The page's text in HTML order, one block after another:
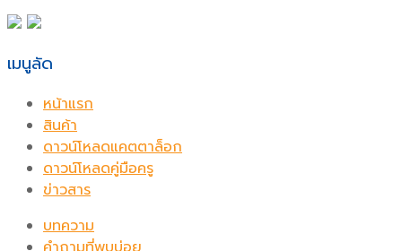
เมนูลัด
หน้าแรก
สินค้า
ดาวน์โหลดแคตตาล็อก
ดาวน์โหลดคู่มือครู
ข่าวสาร
บทความ